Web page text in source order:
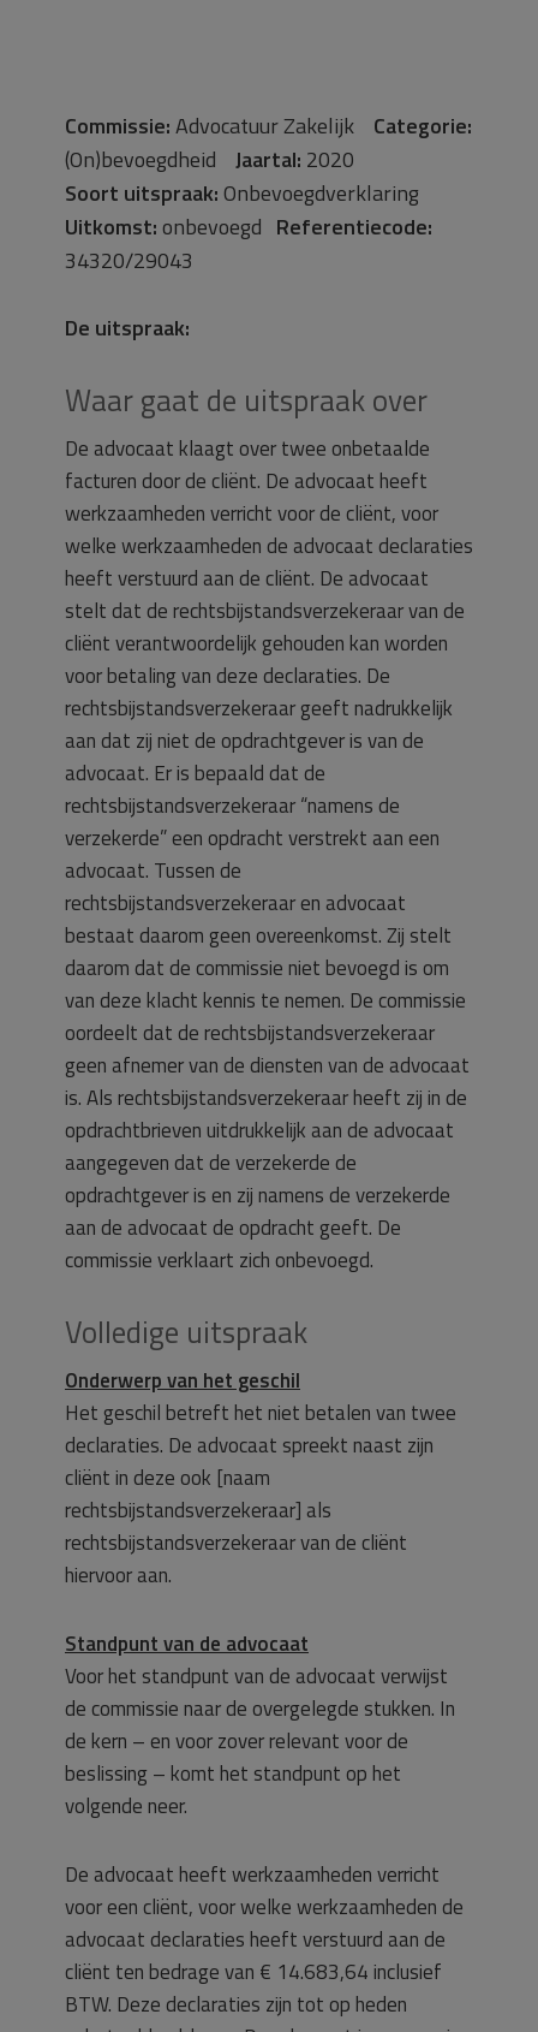
Commissie:Advocatuur Zakelijk Categorie:
(On)bevoegdheid Jaartal: 2020
Soort uitspraak:Onbevoegdverklaring
Uitkomst:onbevoegd Referentiecode:
34320/29043
De uitspraak:
Waar gaat de uitspraak over
De advocaat klaagt over twee onbetaalde
facturen door de cliënt. De advocaat heeft
werkzaamheden verricht voor de cliënt, voor
welke werkzaamheden de advocaat declaraties
heeft verstuurd aan de cliënt. De advocaat
stelt dat de rechtsbijstandsverzekeraar van de
cliënt verantwoordelijk gehouden kan worden
voor betaling van deze declaraties. De
rechtsbijstandsverzekeraar geeft nadrukkelijk
aan dat zij niet de opdrachtgever is van de
advocaat. Er is bepaald dat de
rechtsbijstandsverzekeraar “namens de
verzekerde” een opdracht verstrekt aan een
advocaat. Tussen de
rechtsbijstandsverzekeraar en advocaat
bestaat daarom geen overeenkomst. Zij stelt
daarom dat de commissie niet bevoegd is om
van deze klacht kennis te nemen. De commissie
oordeelt dat de rechtsbijstandsverzekeraar
geen afnemer van de diensten van de advocaat
is. Als rechtsbijstandsverzekeraar heeft zij in de
opdrachtbrieven uitdrukkelijk aan de advocaat
aangegeven dat de verzekerde de
opdrachtgever is en zij namens de verzekerde
aan de advocaat de opdracht geeft. De
commissie verklaart zich onbevoegd.
Volledige uitspraak
Onderwerp van het geschil
Het geschil betreft het niet betalen van twee
declaraties. De advocaat spreekt naast zijn
cliënt in deze ook [naam
rechtsbijstandsverzekeraar] als
rechtsbijstandsverzekeraar van de cliënt
hiervoor aan.
Standpunt van de advocaat
Voor het standpunt van de advocaat verwijst
de commissie naar de overgelegde stukken. In
de kern – en voor zover relevant voor de
beslissing – komt het standpunt op het
volgende neer.
De advocaat heeft werkzaamheden verricht
voor een cliënt, voor welke werkzaamheden de
advocaat declaraties heeft verstuurd aan de
cliënt ten bedrage van € 14.683,64 inclusief
BTW. Deze declaraties zijn tot op heden